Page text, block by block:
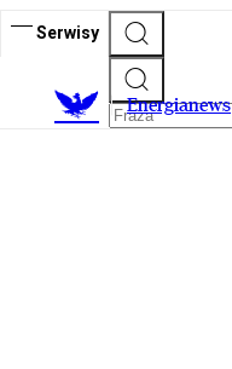
Serwisy
Energianews